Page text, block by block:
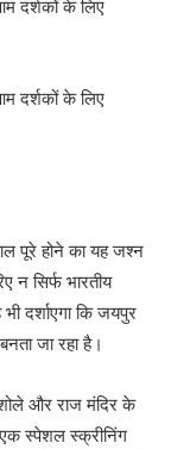
दर्शकों के लिए
दर्शकों के लिए
पूरे होने का यह जश्न
न सिर्फ भारतीय
दर्शाएगा कि जयपुर
जा रहा है।
और राज मंदिर के
स्पेशल स्क्रीनिंग